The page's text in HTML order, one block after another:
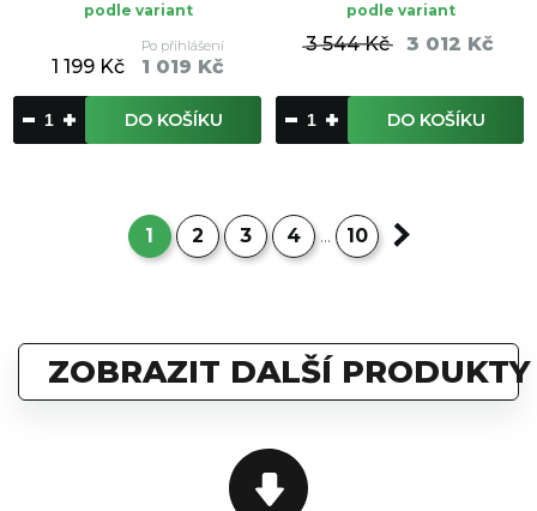
podle variant
1 199 Kč
Po přihlášení
1 019 Kč
DO KOŠÍKU
podle variant
3 544 Kč 3 012 Kč
DO KOŠÍKU
1 2 3 4 ... 10
ZOBRAZIT DALŠÍ PRODUKTY